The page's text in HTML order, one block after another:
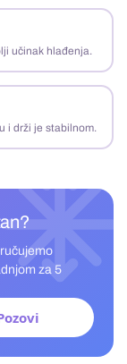
učinak hlađenja.
i drži je stabilnom.
za 5